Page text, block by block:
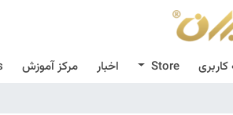
کاربری Store اخبار مرکز آموزش